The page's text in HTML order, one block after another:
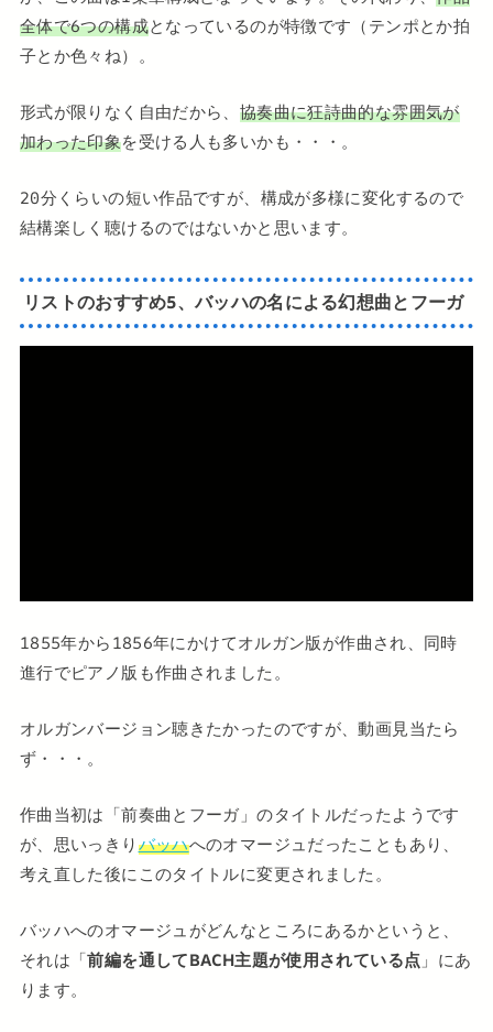
全体で6つの構成となっているのが特徴です（テンポとか拍
子とか色々ね）。
形式が限りなく自由だから、 協奏曲に狂詩曲的な雰囲気が
加わった印象を受ける人も多いかも・・・。
20分くらいの短い作品ですが、構成が多様に変化するので
結構楽しく聴けるのではないかと思います。
リストのおすすめ5、バッハの名による幻想曲とフーガ
1855年から1856年にかけてオルガン版が作曲され、同時
進行でピアノ版も作曲されました。
オルガンバージョン聴きたかったのですが、動画見当たら
ず・・・。
作曲当初は「前奏曲とフーガ」のタイトルだったようです
が、思いっきりバッハへのオマージュだったこともあり、
考え直した後にこのタイトルに変更されました。
バッハへのオマージュがどんなところにあるかというと、
それは「前編を通してBACH主題が使用されている点 」にあ
ります。